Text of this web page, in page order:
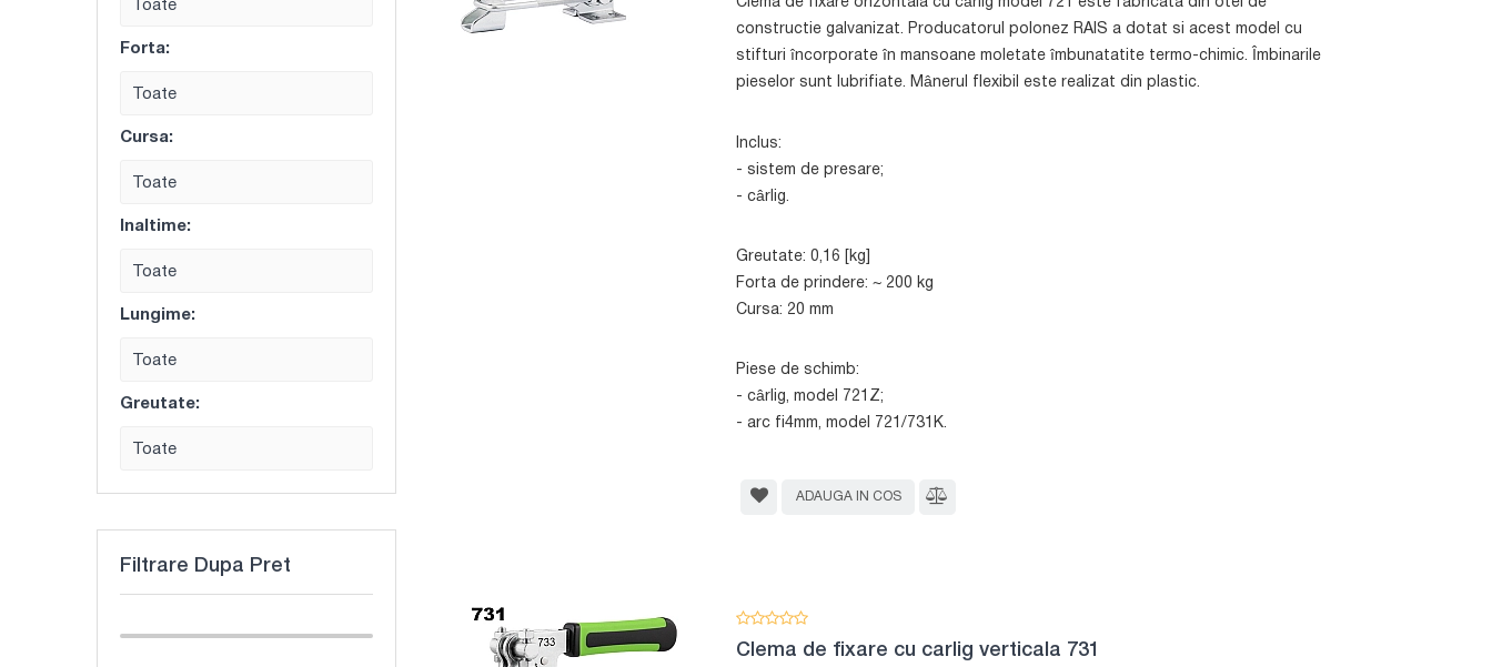
Toate
Forta:
Toate
Cursa:
Toate
Inaltime:
Toate
Lungime:
Toate
Greutate:
Toate
Filtrare Dupa Pret
constructie galvanizat. Producatorul polonez RAIS a dotat si acest model cu
stifturi încorporate în mansoane moletate îmbunatatite termo-chimic. Îmbinarile
pieselor sunt lubrifiate. Mânerul flexibil este realizat din plastic.
Inclus:
- sistem de presare;
- cârlig.
Greutate: 0,16 [kg]
Forta de prindere: ~ 200 kg
Cursa: 20 mm
Piese de schimb:
- cârlig, model 721Z;
- arc fi4mm, model 721/731K.
ADAUGA IN COS
Clema de fixare cu carlig verticala 731